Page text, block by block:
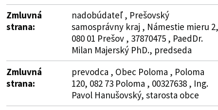
Zmluvná
strana:
nadobúdateľ , Prešovský
samosprávny kraj , Námestie mieru 2,
080 01 Prešov , 37870475 , PaedDr.
Milan Majerský PhD., predseda
Zmluvná
strana:
prevodca , Obec Poloma , Poloma
120, 082 73 Poloma , 00327638 , Ing.
Pavol Hanušovský, starosta obce